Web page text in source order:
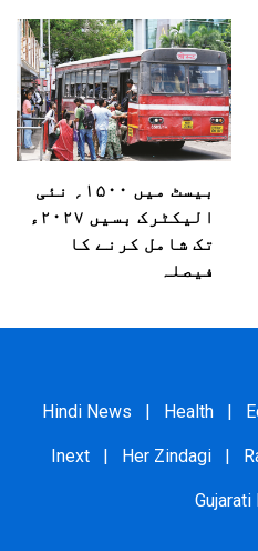
بیسٹ میں ۱۵۰۰؍ نئی
الیکٹرک بسیں ۲۰۲۷ء
تک شامل کرنے کا
فیصلہ
Hindi News | Health |
Inext | Her Zindagi |
Gujarati